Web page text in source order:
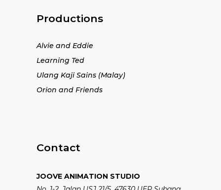
Productions
Alvie and Eddie
Learning Ted
Ulang Kaji Sains (Malay)
Orion and Friends
Contact
JOOVE ANIMATION STUDIO